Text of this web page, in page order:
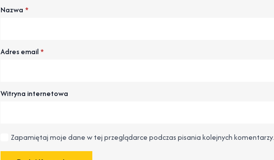
Nazwa *
Adres email*
Witryna internetowa
Zapamiętaj moje dane w tej przeglądarce podczas pisania kolejnych komentarzy.